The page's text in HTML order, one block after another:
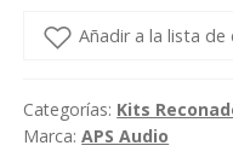
RM64V4Añadir a la lista de
Categorías: Kits
Marca:APS Audio